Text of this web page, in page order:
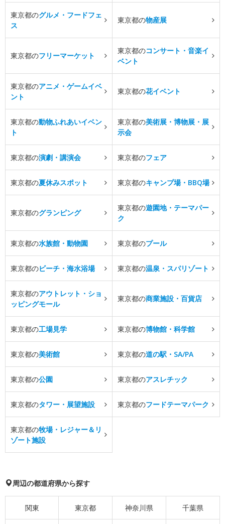
東京都のグルメ・フードフェ
ス
東京都の物産展
東京都のフリーマーケット
東京都のコンサート・音楽イ
ベント
東京都のアニメ・ゲームイベ
ント
東京都の花イベント
東京都の動物ふれあいイベン
ト
東京都の美術展・博物展・展
示会
東京都の演劇・講演会 東京都のフェア
東京都の夏休みスポット 東京都のキャンプ場・BBQ場
東京都のグランピング
東京都の遊園地・テーマパー
ク
東京都の水族館・動物園 東京都のプール
東京都のビーチ・海水浴場 東京都の温泉・スパリゾート
東京都のアウトレット・ショ
ッピングモール
東京都の商業施設・百貨店
東京都の工場見学 東京都の博物館・科学館
東京都の美術館 東京都の道の駅・SA/PA
東京都の公園 東京都のアスレチック
東京都のタワー・展望施設 東京都のフードテーマパーク
東京都の牧場・レジャー＆リ
ゾート施設
周辺の都道府県から探す
関東 東京都 神奈川県 千葉県